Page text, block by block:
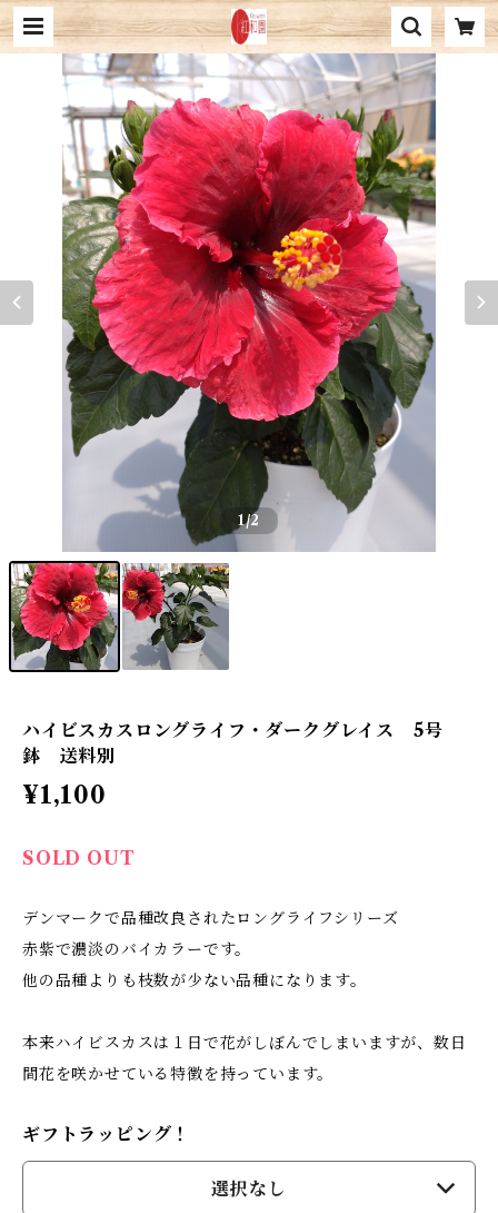
1/2
ハイビスカスロングライフ・ダークグレイス 5号
鉢 送料別
¥1,100
SOLD OUT
デンマークで品種改良されたロングライフシリーズ
赤紫で濃淡のバイカラーです。
他の品種よりも枝数が少ない品種になります。
本来ハイビスカスは１日で花がしぼんでしまいますが、数日
間花を咲かせている特徴を持っています。
ギフトラッピング！
選択なし